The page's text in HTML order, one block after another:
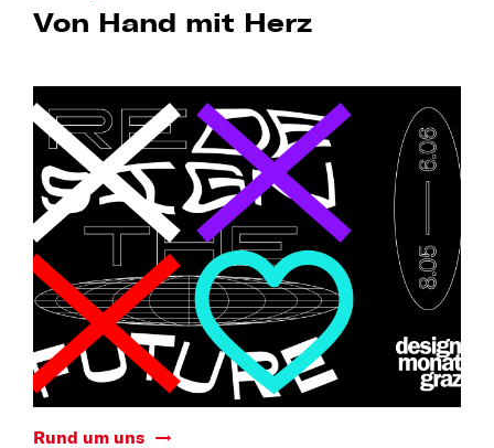
Von Hand mit Herz
Rund um uns